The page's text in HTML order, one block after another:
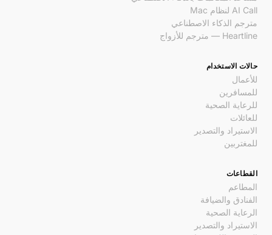
AI Call لنظام Mac
مترجم الذكاء الاصطناعي
Heartline — مترجم للأزواج
حالات الاستخدام
للأعمال
للمسافرين
للرعاية الصحية
للعائلات
الاستيراد والتصدير
للمغتربين
القطاعات
المطاعم
الفنادق والضيافة
الرعاية الصحية
الاستيراد والتصدير